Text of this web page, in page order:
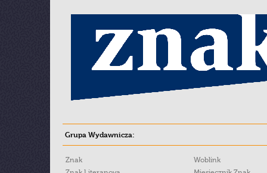
Grupa Wydawnicza:
Znak
Woblink